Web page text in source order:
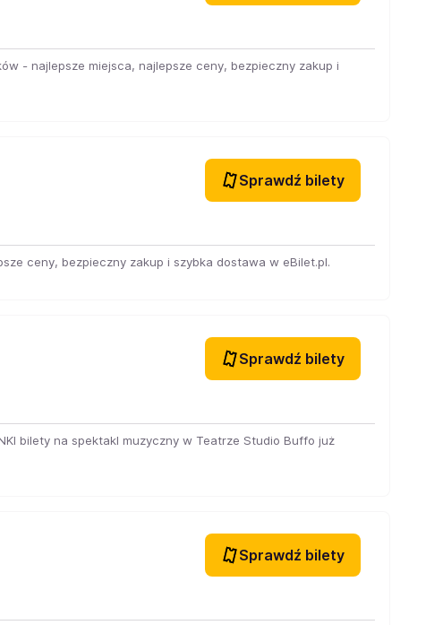
- najlepsze miejsca, najlepsze ceny, bezpieczny zakup i
Sprawdź bilety
ceny, bezpieczny zakup i szybka dostawa w eBilet.pl.
Sprawdź bilety
bilety na spektakl muzyczny w Teatrze Studio Buffo już
Sprawdź bilety